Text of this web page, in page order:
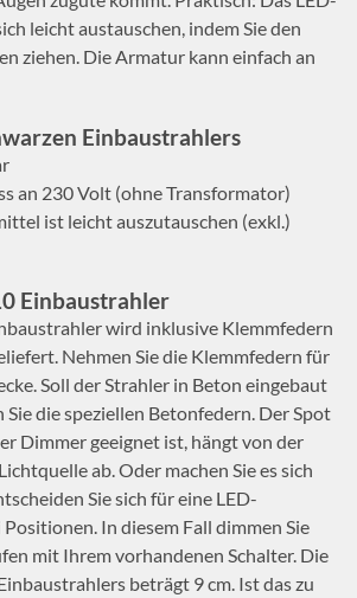
leicht austauschen, indem Sie den
ziehen. Die Armatur kann einfach an
Einbaustrahlers
an 230 Volt (ohne Transformator)
ist leicht auszutauschen (exkl.)
Einbaustrahler
wird inklusive Klemmfedern
Nehmen Sie die Klemmfedern für
Soll der Strahler in Beton eingebaut
die speziellen Betonfedern. Der Spot
Dimmer geeignet ist, hängt von der
ab. Oder machen Sie es sich
Sie sich für eine LED-
In diesem Fall dimmen Sie
mit Ihrem vorhandenen Schalter. Die
beträgt 9 cm. Ist das zu